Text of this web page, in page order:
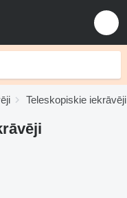
Teleskopiskie iekrāvēji